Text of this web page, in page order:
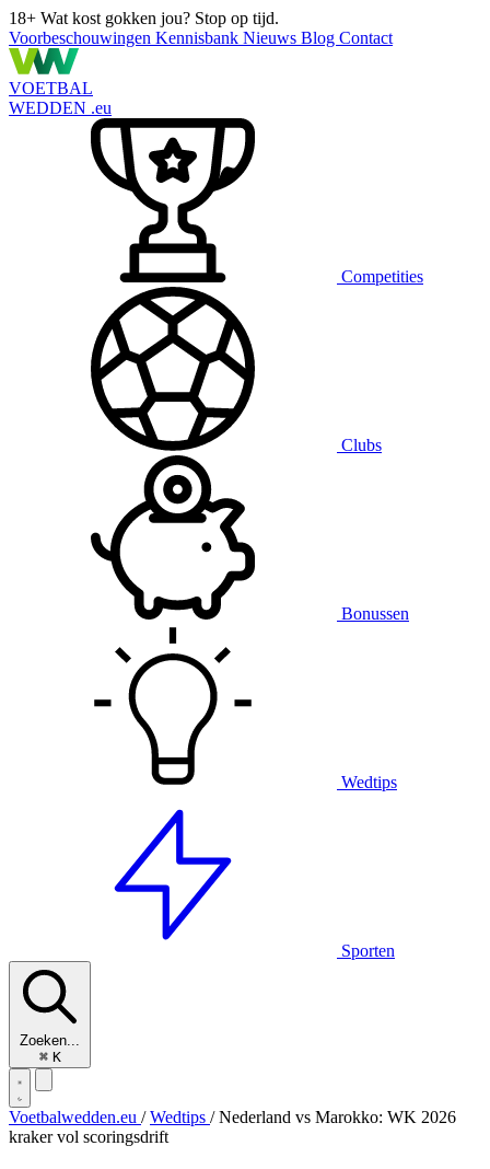
18+ Wat kost gokken jou? Stop op tijd.
Voorbeschouwingen Kennisbank Nieuws Blog Contact
VOETBAL
WEDDEN .eu
Competities
Clubs
Bonussen
Wedtips
Sporten
Zoeken...
⌘ K
Voetbalwedden.eu / Wedtips / Nederland vs Marokko: WK 2026
kraker vol scoringsdrift